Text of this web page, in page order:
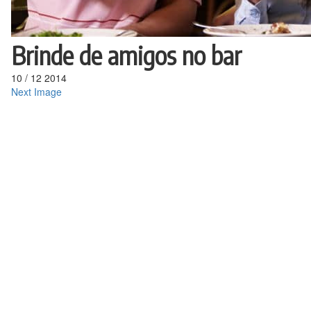
Brinde de amigos no bar
10 / 12 2014
Next Image